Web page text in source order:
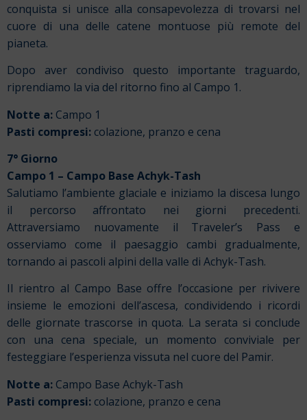
conquista si unisce alla consapevolezza di trovarsi nel
cuore di una delle catene montuose più remote del
pianeta.
Dopo aver condiviso questo importante traguardo,
riprendiamo la via del ritorno fino al Campo 1.
Notte a: Campo 1
Pasti compresi: colazione, pranzo e cena
7° Giorno
Campo 1 – Campo Base Achyk-Tash
Salutiamo l’ambiente glaciale e iniziamo la discesa lungo
il percorso affrontato nei giorni precedenti.
Attraversiamo nuovamente il Traveler’s Pass e
osserviamo come il paesaggio cambi gradualmente,
tornando ai pascoli alpini della valle di Achyk-Tash.
Il rientro al Campo Base offre l’occasione per rivivere
insieme le emozioni dell’ascesa, condividendo i ricordi
delle giornate trascorse in quota. La serata si conclude
con una cena speciale, un momento conviviale per
festeggiare l’esperienza vissuta nel cuore del Pamir.
Notte a: Campo Base Achyk-Tash
Pasti compresi: colazione, pranzo e cena